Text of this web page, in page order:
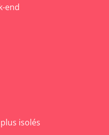
end
isolés